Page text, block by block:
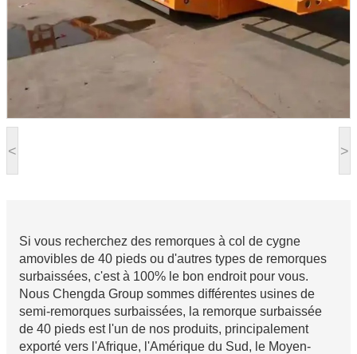
< >
Si vous recherchez des remorques à col de cygne
amovibles de 40 pieds ou d'autres types de remorques
surbaissées, c'est à 100% le bon endroit pour vous.
Nous Chengda Group sommes différentes usines de
semi-remorques surbaissées, la remorque surbaissée
de 40 pieds est l'un de nos produits, principalement
exporté vers l'Afrique, l'Amérique du Sud, le Moyen-